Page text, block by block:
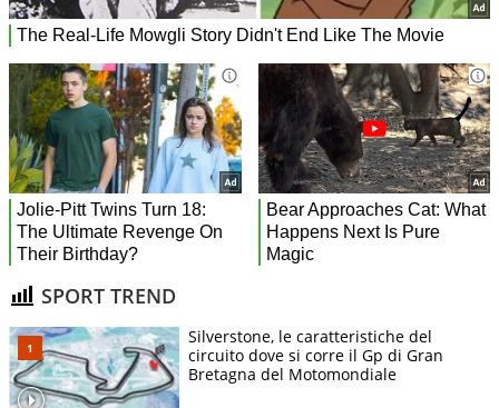
SPORT TREND
Silverstone, le caratteristiche del
circuito dove si corre il Gp di Gran
Bretagna del Motomondiale